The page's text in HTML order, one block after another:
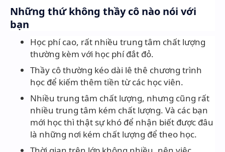
Những thứ không thầy cô nào nói với
bạn
Học phí cao, rất nhiều trung tâm chất lượng
thường kèm với học phí đắt đỏ.
Thầy cô thường kéo dài lê thê chương trình
học để kiếm thêm tiền từ các học viên.
Nhiều trung tâm chất lượng, nhưng cũng rất
nhiều trung tâm kém chất lượng. Và các bạn
mới học thì thật sự khó để nhận biết được đâu
là những nơi kém chất lượng để theo học.